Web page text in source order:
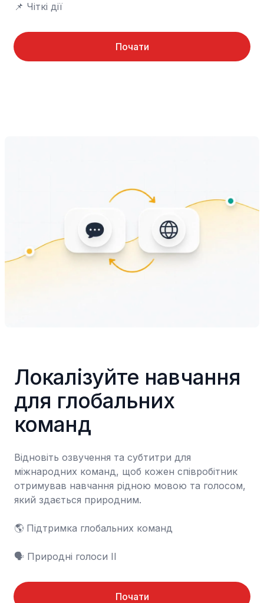
📌 Чіткі дії
Почати
Локалізуйте навчання
для глобальних
команд
Відновіть озвучення та субтитри для
міжнародних команд, щоб кожен співробітник
отримував навчання рідною мовою та голосом,
який здається природним.
🌎 Підтримка глобальних команд
🗣️ Природні голоси ІІ
Почати